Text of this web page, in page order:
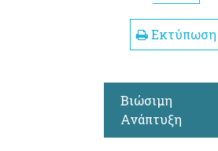
Εκτύπωση
Βιώσιμη
Ανάπτυξη